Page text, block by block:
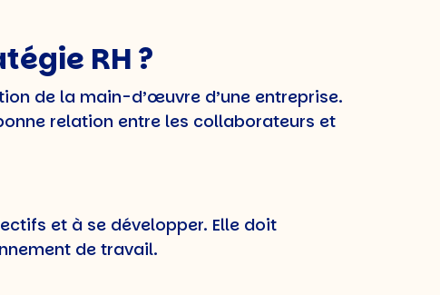
RH ?
de la main-d’œuvre d’une entreprise.
relation entre les collaborateurs et
et à se développer. Elle doit
de travail.